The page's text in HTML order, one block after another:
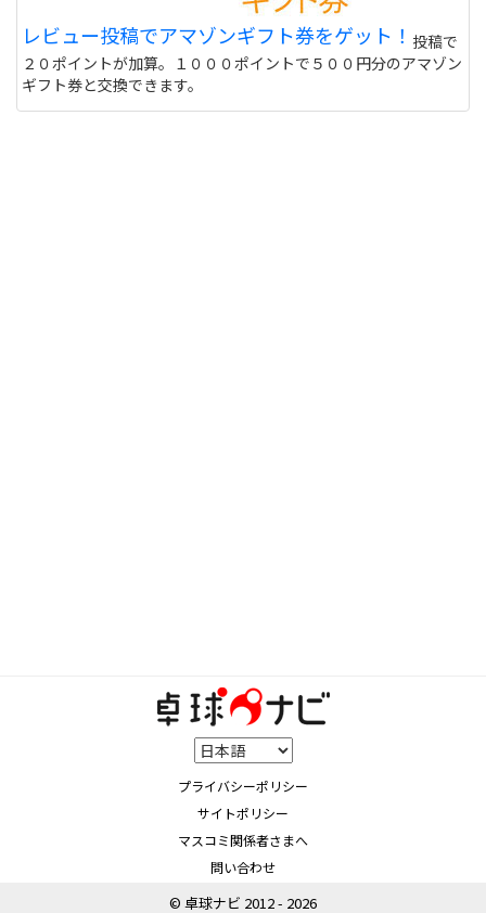
レビュー投稿でアマゾンギフト券をゲット！ 投稿で
２０ポイントが加算。１０００ポイントで５００円分のアマゾン
ギフト券と交換できます。
プライバシーポリシー
サイトポリシー
マスコミ関係者さまへ
問い合わせ
© 卓球ナビ 2012 - 2026